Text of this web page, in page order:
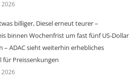
2026
billiger, Diesel erneut teurer –
binnen Wochenfrist um fast fünf US-Dollar
– ADAC sieht weiterhin erhebliches
für Preissenkungen
2026